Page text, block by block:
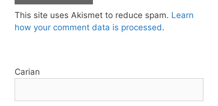
This site uses Akismet to reduce spam. Learn
how your comment data is processed.
Carian